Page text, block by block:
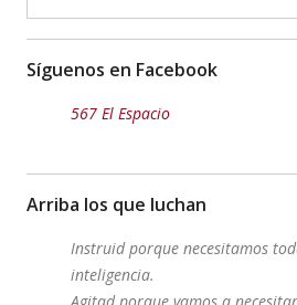
Síguenos en Facebook
567 El Espacio
Arriba los que luchan
Instruid porque necesitamos
inteligencia.